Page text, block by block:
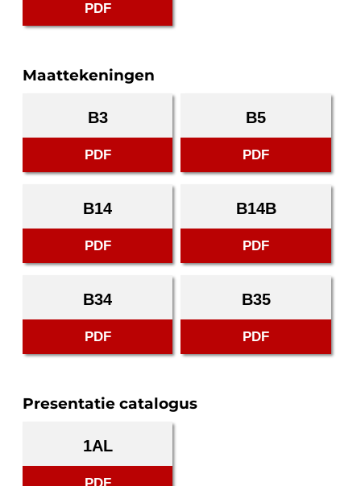
PDF
Maattekeningen
B3
PDF
B5
PDF
B14
PDF
B14B
PDF
B34
PDF
B35
PDF
Presentatie catalogus
1AL